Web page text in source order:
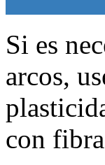
Si es
arcos,
con